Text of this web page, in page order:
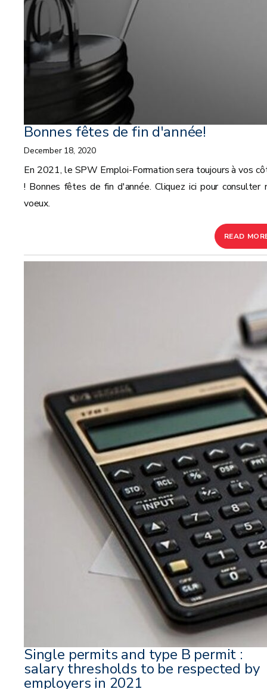
Bonnes fêtes de fin d'année!
December 18, 2020
En 2021, le SPW Emploi-Formation sera toujours à vos
! Bonnes fêtes de fin d'année. Cliquez ici pour consulter
voeux.
READ
Single permits and type B permit :
salary thresholds to be respected by
employers in 2021